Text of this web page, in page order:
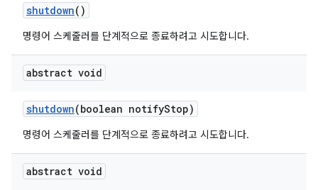
shutdown()
명령어 스케줄러를 단계적으로 종료하려고 시도합니다.
abstract void
shutdown(boolean notifyStop)
명령어 스케줄러를 단계적으로 종료하려고 시도합니다.
abstract void